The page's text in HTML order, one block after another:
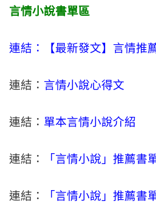
言情小說書單區
連結：【最新發文】 言情推
連結： 言情小說心得文
連結： 單本言情小說介紹
連結： 「言情小說」推薦書
連結： 「言情小說」推薦書